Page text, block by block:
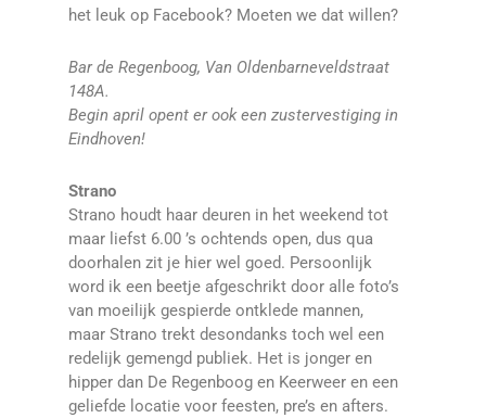
het leuk op Facebook? Moeten we dat willen?
Bar de Regenboog, Van Oldenbarneveldstraat
148A.
Begin april opent er ook een zustervestiging in
Eindhoven!
Strano
Strano houdt haar deuren in het weekend tot
maar liefst 6.00 ’s ochtends open, dus qua
doorhalen zit je hier wel goed. Persoonlijk
word ik een beetje afgeschrikt door alle foto’s
van moeilijk gespierde ontklede mannen,
maar Strano trekt desondanks toch wel een
redelijk gemengd publiek. Het is jonger en
hipper dan De Regenboog en Keerweer en een
geliefde locatie voor feesten, pre’s en afters.